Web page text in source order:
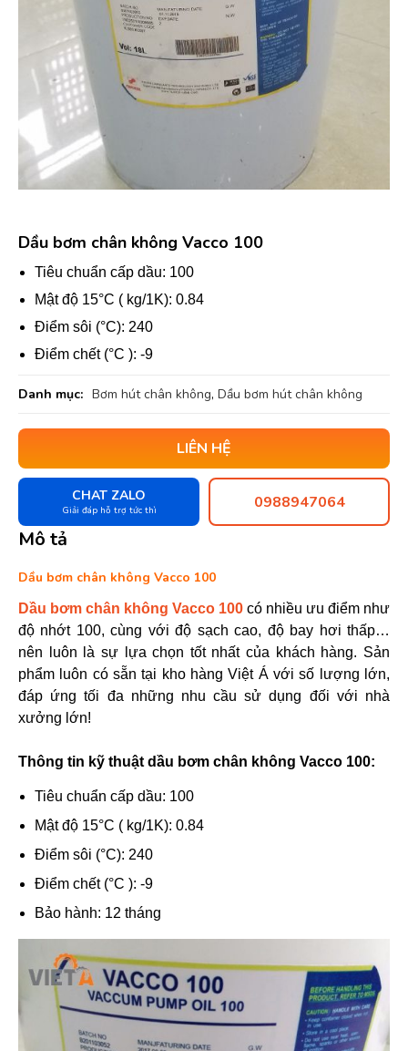
Dầu bơm chân không Vacco 100
Tiêu chuẩn cấp dầu: 100
Mật độ 15°C ( kg/1K): 0.84
Điểm sôi (°C): 240
Điểm chết (°C ): -9
Danh mục: Bơm hút chân không, Dầu bơm hút chân không
LIÊN HỆ
CHAT ZALO
Giải đáp hỗ trợ tức thì 0988947064
Mô tả
Dầu bơm chân không Vacco 100
Dầu bơm chân không Vacco 100 có nhiều ưu điểm như
độ nhớt 100, cùng với độ sạch cao, độ bay hơi thấp…
nên luôn là sự lựa chọn tốt nhất của khách hàng. Sản
phẩm luôn có sẵn tại kho hàng Việt Á với số lượng lớn,
đáp ứng tối đa những nhu cầu sử dụng đối với nhà
xưởng lớn!
Thông tin kỹ thuật dầu bơm chân không Vacco 100:
Tiêu chuẩn cấp dầu: 100
Mật độ 15°C ( kg/1K): 0.84
Điểm sôi (°C): 240
Điểm chết (°C ): -9
Bảo hành: 12 tháng